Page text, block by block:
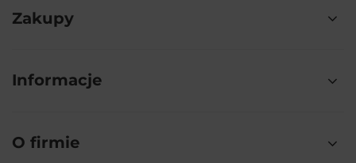
Zakupy
Informacje
O firmie